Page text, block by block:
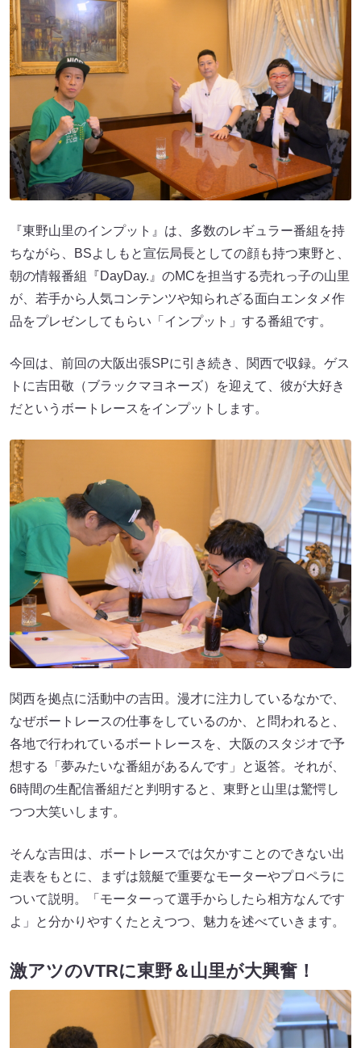
『東野山里のインプット』は、多数のレギュラー番組を持
ちながら、BSよしもと宣伝局長としての顔も持つ東野と、
朝の情報番組『DayDay.』のMCを担当する売れっ子の山里
が、若手から人気コンテンツや知られざる面白エンタメ作
品をプレゼンしてもらい「インプット」する番組です。
今回は、前回の大阪出張SPに引き続き、関西で収録。ゲス
トに吉田敬（ブラックマヨネーズ）を迎えて、彼が大好き
だというボートレースをインプットします。
関西を拠点に活動中の吉田。漫才に注力しているなかで、
なぜボートレースの仕事をしているのか、と問われると、
各地で行われているボートレースを、大阪のスタジオで予
想する「夢みたいな番組があるんです」と返答。それが、
6時間の生配信番組だと判明すると、東野と山里は驚愕し
つつ大笑いします。
そんな吉田は、ボートレースでは欠かすことのできない出
走表をもとに、まずは競艇で重要なモーターやプロペラに
ついて説明。「モーターって選手からしたら相方なんです
よ」と分かりやすくたとえつつ、魅力を述べていきます。
激アツのVTRに東野＆山里が大興奮！